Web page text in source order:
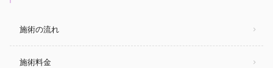
施術の流れ
施術料金